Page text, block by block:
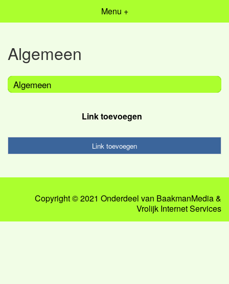
Menu +
Algemeen
Algemeen
Link toevoegen
Link toevoegen
Copyright © 2021 Onderdeel van BaakmanMedia&
Vrolijk Internet Services